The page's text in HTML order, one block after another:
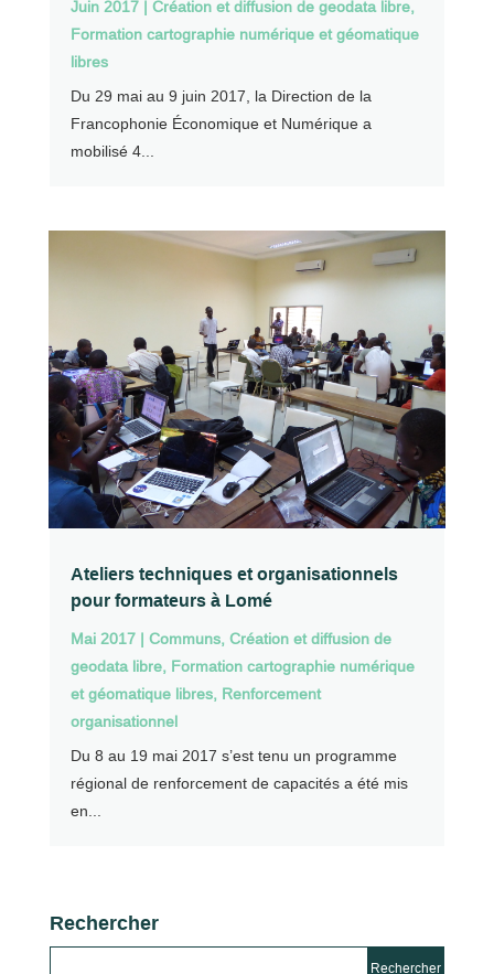
Juin 2017| Création et diffusion de geodata libre,
Formation cartographie numérique et géomatique
libres
Du 29 mai au 9 juin 2017, la Direction de la
Francophonie Économique et Numérique a
mobilisé 4...
Ateliers techniques et organisationnels
pour formateurs à Lomé
Mai 2017| Communs, Création et diffusion de
geodata libre, Formation cartographie numérique
et géomatique libres, Renforcement
organisationnel
Du 8 au 19 mai 2017 s’est tenu un programme
régional de renforcement de capacités a été mis
en...
Rechercher